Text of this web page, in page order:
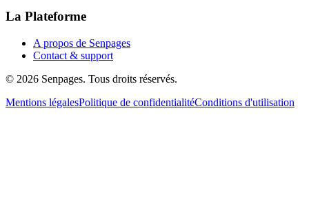
La Plateforme
A propos de Senpages
Contact & support
© 2026 Senpages. Tous droits réservés.
Mentions légalesPolitique de confidentialitéConditions d'utilisation